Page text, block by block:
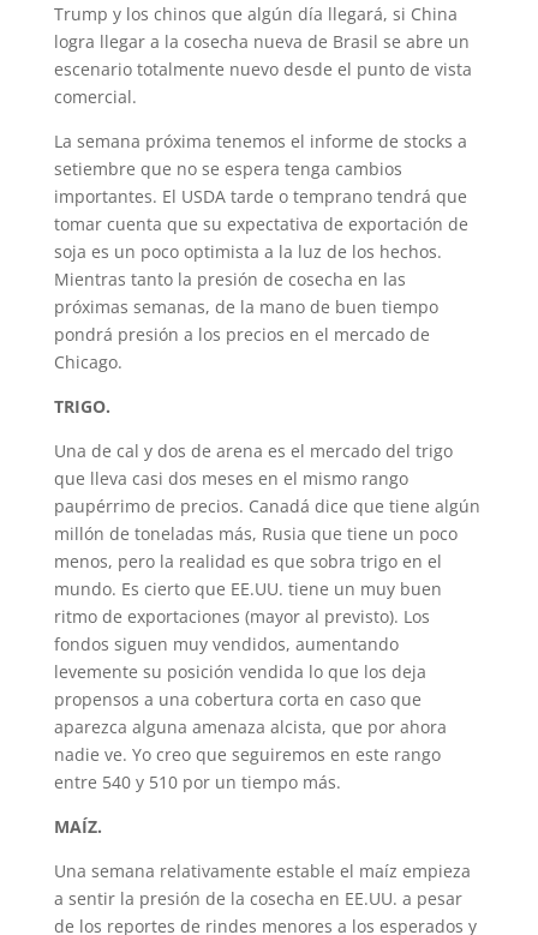
Trump y los chinos que algún día llegará, si China
logra llegar a la cosecha nueva de Brasil se abre un
escenario totalmente nuevo desde el punto de vista
comercial.
La semana próxima tenemos el informe de stocks a
setiembre que no se espera tenga cambios
importantes. El USDA tarde o temprano tendrá que
tomar cuenta que su expectativa de exportación de
soja es un poco optimista a la luz de los hechos.
Mientras tanto la presión de cosecha en las
próximas semanas, de la mano de buen tiempo
pondrá presión a los precios en el mercado de
Chicago.
TRIGO.
Una de cal y dos de arena es el mercado del trigo
que lleva casi dos meses en el mismo rango
paupérrimo de precios. Canadá dice que tiene algún
millón de toneladas más, Rusia que tiene un poco
menos, pero la realidad es que sobra trigo en el
mundo. Es cierto que EE.UU. tiene un muy buen
ritmo de exportaciones (mayor al previsto). Los
fondos siguen muy vendidos, aumentando
levemente su posición vendida lo que los deja
propensos a una cobertura corta en caso que
aparezca alguna amenaza alcista, que por ahora
nadie ve. Yo creo que seguiremos en este rango
entre 540 y 510 por un tiempo más.
MAÍZ.
Una semana relativamente estable el maíz empieza
a sentir la presión de la cosecha en EE.UU. a pesar
de los reportes de rindes menores a los esperados y